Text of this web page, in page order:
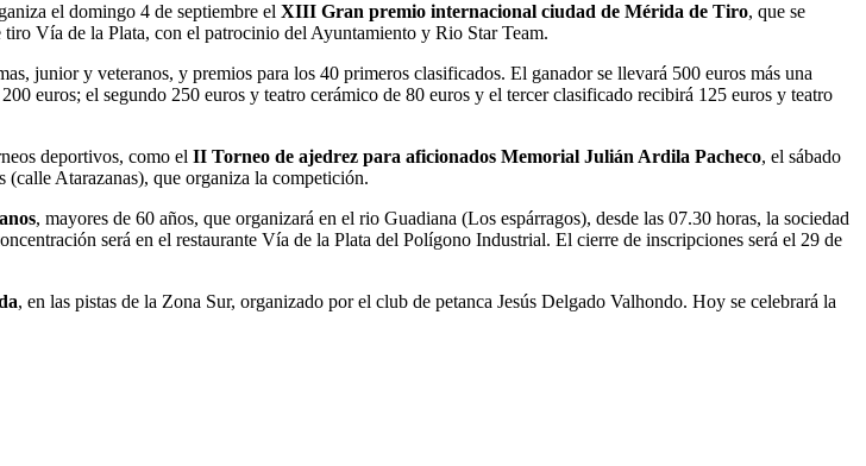
el domingo 4 de septiembre el XIII Gran premio internacional ciudad de Mérida de Tiro, que se
tiro Vía de la Plata, con el patrocinio del Ayuntamiento y Rio Star Team.
junior y veteranos, y premios para los 40 primeros clasificados. El ganador se llevará 500 euros más una
euros; el segundo 250 euros y teatro cerámico de 80 euros y el tercer clasificado recibirá 125 euros y teatro
deportivos, como el II Torneo de ajedrez para aficionados Memorial Julián Ardila Pacheco, el sábado
Atarazanas), que organiza la competición.
, mayores de 60 años, que organizará en el rio Guadiana (Los espárragos), desde las 07.30 horas, la sociedad
será en el restaurante Vía de la Plata del Polígono Industrial. El cierre de inscripciones será el 29 de
, en las pistas de la Zona Sur, organizado por el club de petanca Jesús Delgado Valhondo. Hoy se celebrará la